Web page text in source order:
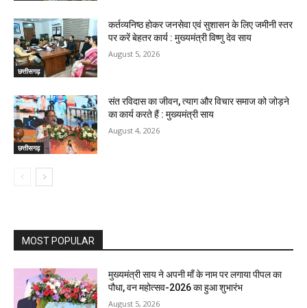
छत्तीसगढ़
कर्तव्यनिष्ठ होकर जनसेवा एवं सुशासन के लिए जमीनी स्तर
पर करें बेहतर कार्य : मुख्यमंत्री विष्णु देव साय
August 5, 2026
छत्तीसगढ़
संत रविदास का जीवन, त्याग और विचार समाज को जोड़ने
का कार्य करते हैं : मुख्यमंत्री साय
August 4, 2026
MOST POPULAR
मुख्यमंत्री साय ने अपनी माँ के नाम पर लगाया पीपल का
पौधा, वन महोत्सव-2026 का हुआ शुभारंभ
August 5, 2026